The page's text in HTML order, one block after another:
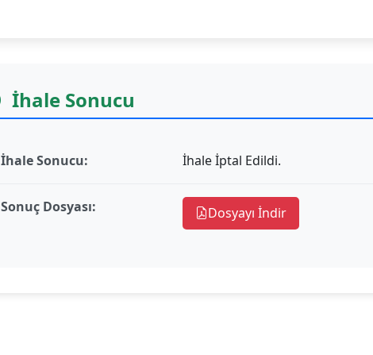
İhale Sonucu
İhale Sonucu: İhale İptal Edildi.
Sonuç Dosyası: Dosyayı İndir